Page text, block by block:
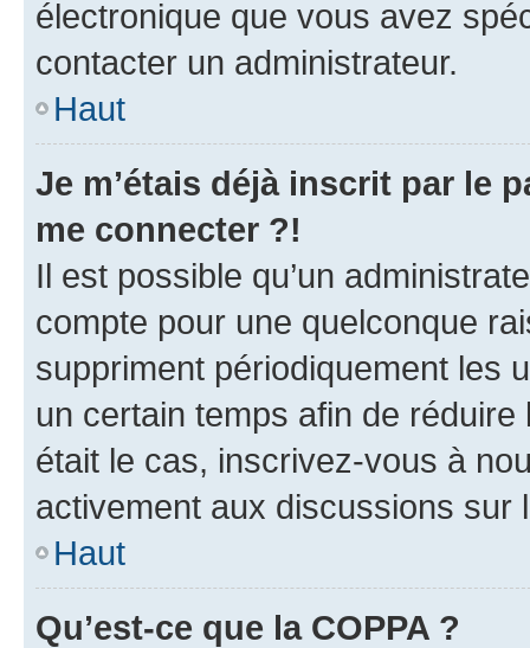
électronique que vous avez
contacter un administrateur.
Haut
Je m’étais déjà inscrit par le
me connecter ?!
Il est possible qu’un
compte pour une quelconque
suppriment périodiquement les
un certain temps afin de
était le cas, inscrivez-vous à
activement aux discussions sur
Haut
Qu’est-ce que la COPPA ?